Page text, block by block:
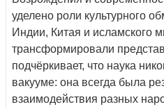
уделено роли культурного
Индии, Китая и исламского
трансформировали
подчёркивает, что наука
вакууме: она всегда была
взаимодействия разных